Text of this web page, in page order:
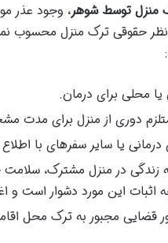
منزل توسط شوهر، وجود عذر
نظر حقوقی ترک منزل محسوب
یا محلی برای درمان.
دوری از منزل برای مدت
یا سایر سفرهای با
زندگی در منزل مشترک، سلامت
این مورد دشوار است و
قضایی مجبور به ترک محل